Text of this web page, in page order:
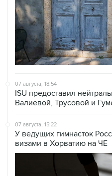
07 августа, 18:54
ISU предоставил
Валиевой, Трусовой и
07 августа, 15:22
У ведущих гимнасток
визами в Хорватию на ЧЕ